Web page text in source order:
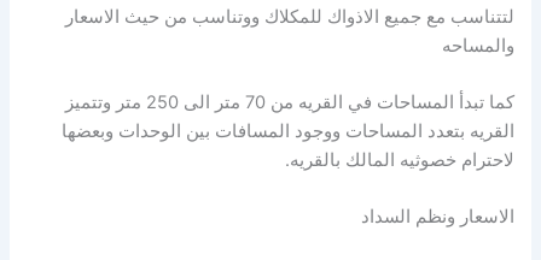
لتتناسب مع جميع الاذواك للمكلاك ووتناسب من حيث الاسعار
والمساحه
كما تبدأ المساحات في القريه من 70 متر الى 250 متر وتتميز
القريه بتعدد المساحات ووجود المسافات بين الوحدات وبعضها
لاحترام خصوثيه المالك بالقريه.
الاسعار ونظم السداد